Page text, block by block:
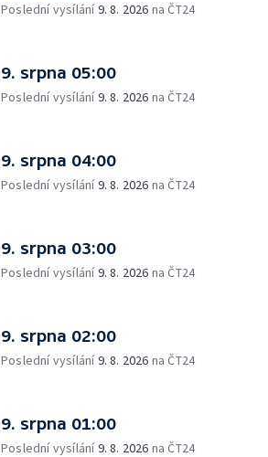
Poslední vysílání9. 8. 2026 na ČT24
9. srpna 05:00
Poslední vysílání9. 8. 2026 na ČT24
9. srpna 04:00
Poslední vysílání9. 8. 2026 na ČT24
9. srpna 03:00
Poslední vysílání9. 8. 2026 na ČT24
9. srpna 02:00
Poslední vysílání9. 8. 2026 na ČT24
9. srpna 01:00
Poslední vysílání9. 8. 2026 na ČT24